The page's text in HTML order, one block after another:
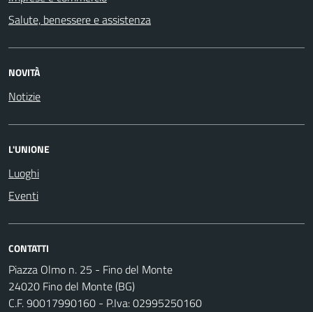
Salute, benessere e assistenza
NOVITÀ
Notizie
L'UNIONE
Luoghi
Eventi
CONTATTI
Piazza Olmo n. 25 - Fino del Monte
24020 Fino del Monte (BG)
C.F. 90017990160 - P.Iva: 02995250160